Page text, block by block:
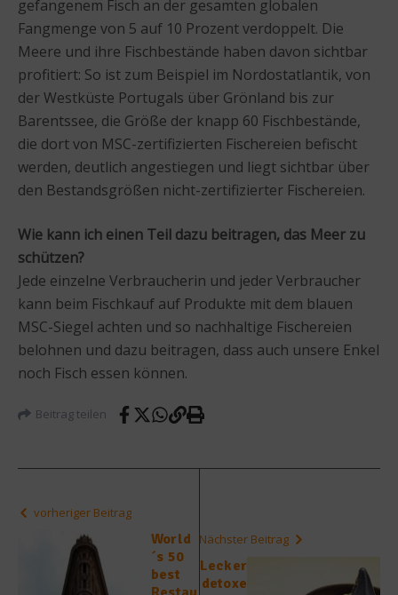
gefangenem Fisch an der gesamten globalen
Fangmenge von 5 auf 10 Prozent verdoppelt. Die
Meere und ihre Fischbestände haben davon sichtbar
profitiert: So ist zum Beispiel im Nordostatlantik, von
der Westküste Portugals über Grönland bis zur
Barentssee, die Größe der knapp 60 Fischbestände,
die dort von MSC-zertifizierten Fischereien befischt
werden, deutlich angestiegen und liegt sichtbar über
den Bestandsgrößen nicht-zertifizierter Fischereien.
Wie kann ich einen Teil dazu beitragen, das Meer zu
schützen?
Jede einzelne Verbraucherin und jeder Verbraucher
kann beim Fischkauf auf Produkte mit dem blauen
MSC-Siegel achten und so nachhaltige Fischereien
belohnen und dazu beitragen, dass auch unsere Enkel
noch Fisch essen können.
Beitrag teilen
vorheriger Beitrag
World
´s 50
best
Nächster Beitrag
Lecker
detoxe